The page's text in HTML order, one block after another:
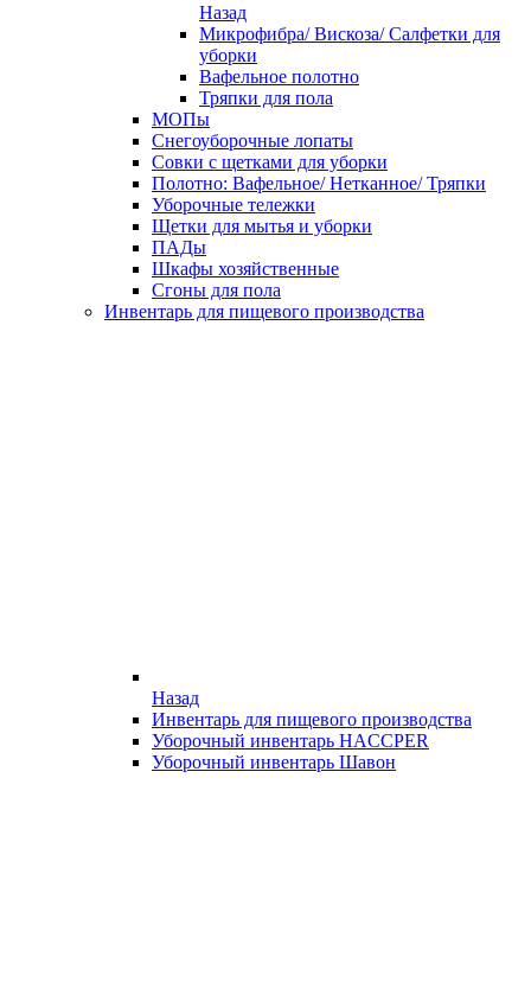
Назад
Микрофибра/ Вискоза/ Салфетки для
уборки
Вафельное полотно
Тряпки для пола
МОПы
Снегоуборочные лопаты
Совки с щетками для уборки
Полотно: Вафельное/ Нетканное/ Тряпки
Уборочные тележки
Щетки для мытья и уборки
ПАДы
Шкафы хозяйственные
Сгоны для пола
Инвентарь для пищевого производства
Назад
Инвентарь для пищевого производства
Уборочный инвентарь HACCPER
Уборочный инвентарь Шавон